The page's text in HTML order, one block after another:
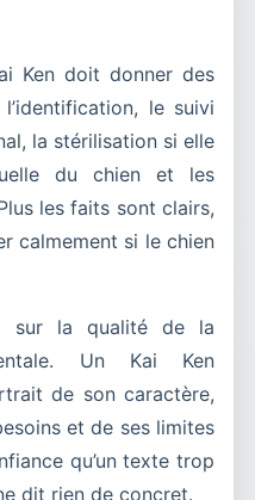
Ken doit donner des
le suivi
la stérilisation si elle
du chien et les
les faits sont clairs,
calmement si le chien
sur la qualité de la
Un Kai Ken
de son caractère,
et de ses limites
qu’un texte trop
dit rien de concret.